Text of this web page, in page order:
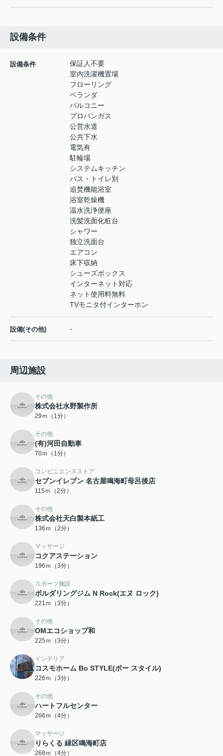
設備条件
設備条件
保証人不要
室内洗濯機置場
フローリング
ベランダ
バルコニー
プロパンガス
公営水道
公共下水
電気有
駐輪場
システムキッチン
バス・トイレ別
追焚機能浴室
浴室乾燥機
温水洗浄便座
洗髪洗面化粧台
シャワー
独立洗面台
エアコン
床下収納
シューズボックス
インターネット対応
ネット使用料無料
TVモニタ付インターホン
設備(その他) -
周辺施設
その他
株式会社水野製作所
29ｍ（1分）
その他
(有)河田自動車
70ｍ（1分）
コンビニエンスストア
セブンイレブン 名古屋鳴海町母呂後店
115ｍ（2分）
その他
株式会社天白製本紙工
136ｍ（2分）
マッサージ
コクアステーション
196ｍ（3分）
スポーツ施設
ボルダリングジム N Rock(エヌ ロック)
221ｍ（3分）
その他
OMエコショップ和
225ｍ（3分）
インテリア
コスモホーム Bo STYLE(ボー スタイル)
226ｍ（3分）
その他
ハートフルセンター
266ｍ（4分）
マッサージ
りらくる 緑区鳴海町店
268ｍ（4分）